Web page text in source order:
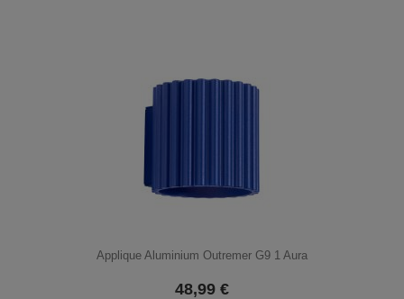
Applique Aluminium Outremer G9 1 Aura
48,99 €